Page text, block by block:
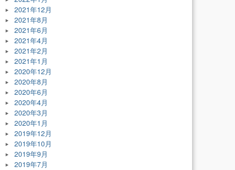
2021年12月
2021年8月
2021年6月
2021年4月
2021年2月
2021年1月
2020年12月
2020年8月
2020年6月
2020年4月
2020年3月
2020年1月
2019年12月
2019年10月
2019年9月
2019年7月